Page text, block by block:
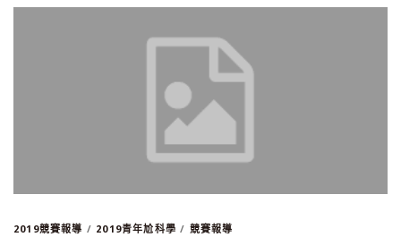
2019競賽報導 / 2019青年尬科學 / 競賽報導